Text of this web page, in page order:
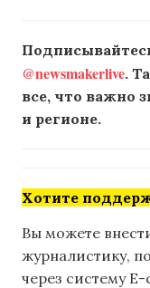
@newsmakerlive.
все, что важно
и регионе.
Хотите
Вы можете
журналистику,
через систему